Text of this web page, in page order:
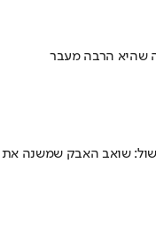
שהיא הרבה מעבר
שואב האבק שמשנה את